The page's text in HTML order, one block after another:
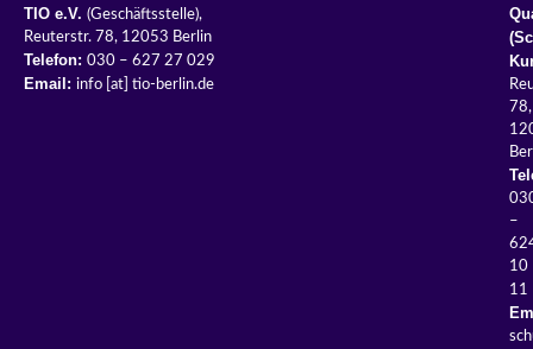
TIO e.V. (Geschäftsstelle),
Reuterstr. 78, 12053 Berlin
Telefon: 030 – 627 27 029
Email: info [at] tio-berlin.de
78,
–
10
11